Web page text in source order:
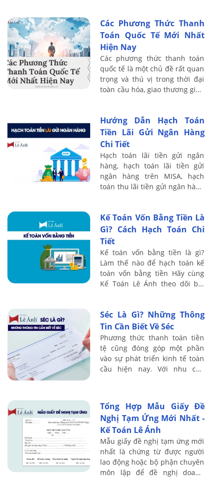
Các Phương Thức Thanh
Toán Quốc Tế Mới Nhất
Hiện Nay
Các phương thức thanh toán
quốc tế là một chủ đề rất quan
trọng và thú vị trong thời đại
toàn cầu hóa, giao thương giữa
Hướng Dẫn Hạch Toán
Tiền Lãi Gửi Ngân Hàng
Chi Tiết
Hạch toán lãi tiền gửi ngân
hàng, hạch toán lãi tiền gửi
ngân hàng trên MISA, hạch
toán thu lãi tiền gửi ngân hàng
Kế toán Lê ...
Kế Toán Vốn Bằng Tiền Là
Gì? Cách Hạch Toán Chi
Tiết
Kế toán vốn bằng tiền là gì?
Làm thế nào để hạch toán kế
toán vốn bằng tiền Hãy cùng
Kế Toán Lê Ánh theo dõi bài
Séc Là Gì? Những Thông
Tin Cần Biết Về Séc
Phương thức thanh toán tiền
tệ cũng đóng góp một phần
vào sự phát triển kinh tế toàn
cầu hiện nay. Với nhu cầu
công cụ thanh ...
Tổng Hợp Mẫu Giấy Đề
Nghị Tạm Ứng Mới Nhất -
Kế Toán Lê Ánh
Mẫu giấy đề nghị tạm ứng mới
nhất là chứng từ được người
lao động hoặc bộ phận chuyên
môn lập để đề nghị doanh